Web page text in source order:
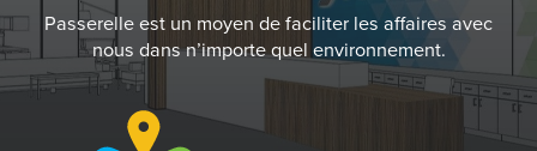
Passerelle est un moyen de faciliter les affaires avec
nous dans n’importe quel environnement.